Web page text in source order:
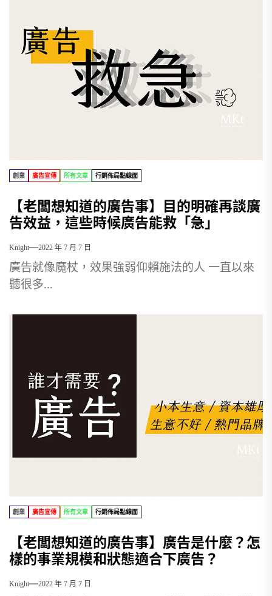
創業 廣告宣傳 所有文章 行銷佈局點線面
【老闆想知道的廣告事】目的明確再談廣
告效益，這些時候廣告能救「急」
Knight 2022 年 7 月 7 日
廣告就像魔杖，效果強弱仰賴施法的人 一直以來
聽很多...
創業 廣告宣傳 所有文章 行銷佈局點線面
【老闆想知道的廣告事】廣告是什麼？怎
樣的事業規模和狀態適合下廣告？
Knight 2022 年 7 月 7 日